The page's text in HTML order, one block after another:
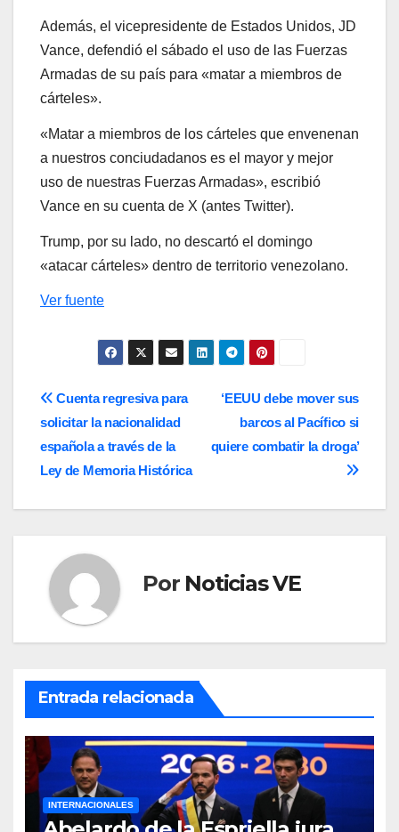
Además, el vicepresidente de Estados Unidos, JD
Vance, defendió el sábado el uso de las Fuerzas
Armadas de su país para «matar a miembros de
cárteles».
«Matar a miembros de los cárteles que envenenan
a nuestros conciudadanos es el mayor y mejor
uso de nuestras Fuerzas Armadas», escribió
Vance en su cuenta de X (antes Twitter).
Trump, por su lado, no descartó el domingo
«atacar cárteles» dentro de territorio venezolano.
Ver fuente
Navegación
de
entradas
‘EEUU debe mover sus
barcos al Pacífico si
quiere combatir la droga’
Cuenta regresiva para
solicitar la nacionalidad
española a través de la
Ley de Memoria Histórica
Por Noticias VE
Entrada relacionada
INTERNACIONALES